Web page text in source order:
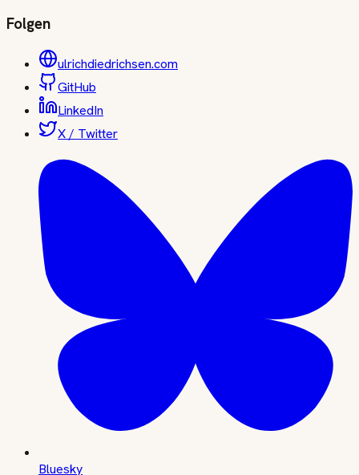
Folgen
ulrichdiedrichsen.com
GitHub
LinkedIn
X / Twitter
Bluesky